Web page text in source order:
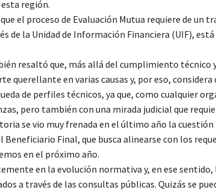
región.
el proceso de Evaluación Mutua requiere de un
de la Unidad de Información Financiera (UIF),
resaltó que, más allá del cumplimiento técnico
querellante en varias causas y, por eso,
de perfiles técnicos, ya que, como cualquier
pero también con una mirada judicial que
se vio muy frenada en el último año la
Beneficiario Final, que busca alinearse con los
en el próximo año.
en la evolución normativa y, en ese
a través de las consultas públicas. Quizás se